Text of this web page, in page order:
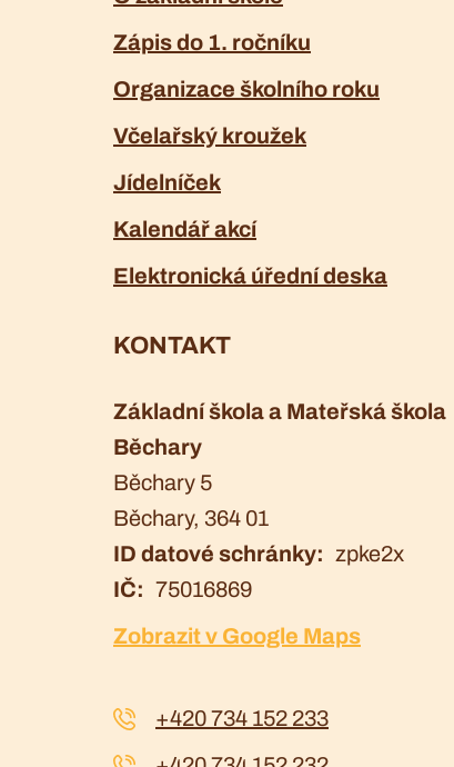
Zápis do 1. ročníku
Organizace školního roku
Včelařský kroužek
Jídelníček
Kalendář akcí
Elektronická úřední deska
KONTAKT
Základní škola a Mateřská škola
Běchary
Běchary 5
Běchary, 364 01
ID datové schránky
zpke2x
IČ
75016869
Zobrazit v Google Maps
+420 734 152 233